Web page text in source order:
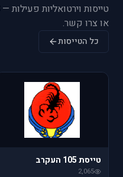
או צרו קשר.
כל הטייסות
טייסת 105 העקרב
2,065